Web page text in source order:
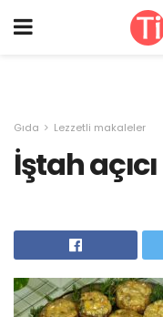
Gıda Lezzetli makaleler
İştah açıcı